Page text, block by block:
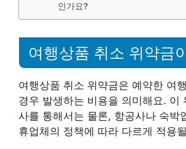
인가요?
여행상품 취소 위약금
여행상품 취소 위약금은 예약한 여
경우 발생하는 비용을 의미해요. 이
사를 통해서는 물론, 항공사나 숙박
휴업체의 정책에 따라 다르게 적용